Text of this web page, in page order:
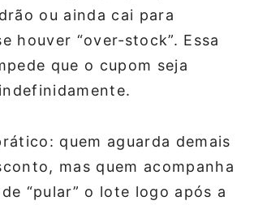
ou ainda cai para
houver “over‑stock”. Essa
que o cupom seja
quem aguarda demais
mas quem acompanha
“pular” o lote logo após a